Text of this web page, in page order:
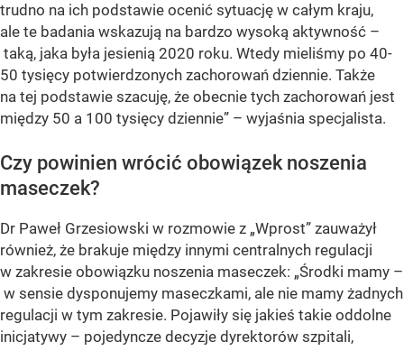
trudno na ich podstawie ocenić sytuację w całym kraju,
ale te badania wskazują na bardzo wysoką aktywność –
taką, jaka była jesienią 2020 roku. Wtedy mieliśmy po 40-
50 tysięcy potwierdzonych zachorowań dziennie. Także
na tej podstawie szacuję, że obecnie tych zachorowań jest
między 50 a 100 tysięcy dziennie” – wyjaśnia specjalista.
Czy powinien wrócić obowiązek noszenia
maseczek?
Dr Paweł Grzesiowski w rozmowie z „Wprost” zauważył
również, że brakuje między innymi centralnych regulacji
w zakresie obowiązku noszenia maseczek: „Środki mamy –
w sensie dysponujemy maseczkami, ale nie mamy żadnych
regulacji w tym zakresie. Pojawiły się jakieś takie oddolne
inicjatywy – pojedyncze decyzje dyrektorów szpitali,